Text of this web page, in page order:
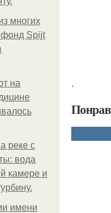
многих
Spijt
на
реке с
вода
камере и
имени
.